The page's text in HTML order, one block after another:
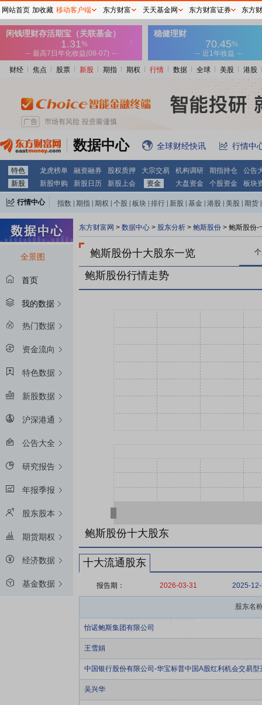
财经 焦点 股票 新股 期指 期权 行情 数据 全球 美股 港股
数据中心 全球财经快讯 行情中
特色 龙虎榜单 融资融券 股权质押 大宗交易 机构调研 期指持仓
公告
新股
新股申购 新股日历 新股上会 资金 大盘资金 个股资金 板块
行情中心 指数 期指 期权 个股 板块 排行 新股 基金 港股 美股 期货
全景图
首页
我的数据
热门数据
资金流向
特色数据
新股数据
沪深港通
公告大全
研究报告
年报季报
股东股本
期货期权
经济数据
基金数据
东方财富网 > 数据中心 > 股东分析 > 鲍斯股份 > 鲍斯股份-
鲍斯股份十大股东一览
鲍斯股份行情走势
鲍斯股份十大股东
十大流通股东
报告期： 2026-03-31 2025-
股东名
怡诺鲍斯集团有限公司
王雪娟
中国银行股份有限公司-华宝标普中国A股红利机会交易
吴兴华
网站首页 加收藏 移动客户端 东方财富 天天基金网 东方财富证券 东方